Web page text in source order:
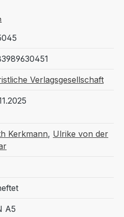
Verlagsgesellschaft
Kerkmann, Ulrike von der
A5